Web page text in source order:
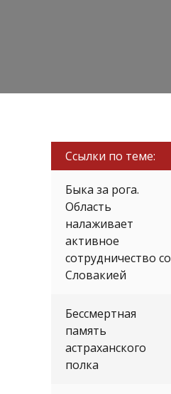
Ссылки по теме:
Быка за рога.
Область
налаживает
активное
сотрудничество со
Словакией
Бессмертная
память
астраханского
полка